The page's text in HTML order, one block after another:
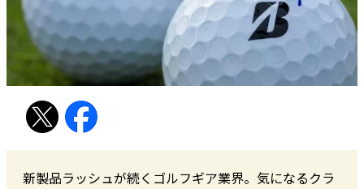
新製品ラッシュが続くゴルフギア業界。気になるクラ